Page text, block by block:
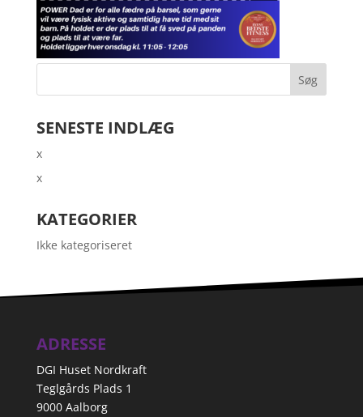
SENESTE INDLÆG
x
x
KATEGORIER
Ikke kategoriseret
ADRESSE
DGI Huset Nordkraft
Teglgårds Plads 1
9000 Aalborg